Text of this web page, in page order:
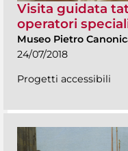
Visita guidata
operatori
Museo Pietro
24/07/2018
Progetti accessibili